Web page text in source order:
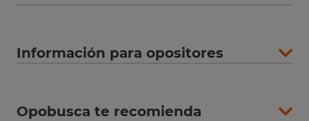
Información para opositores
Opobusca te recomienda